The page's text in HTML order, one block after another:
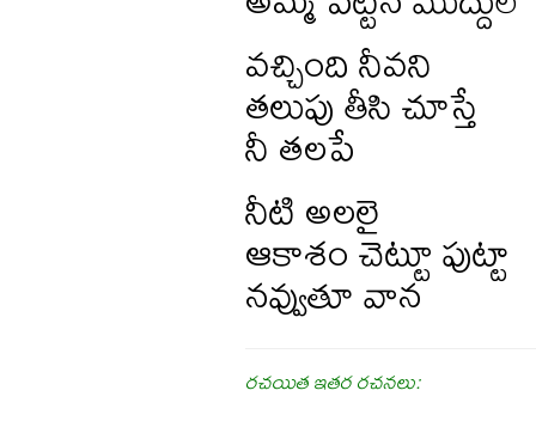
వచ్చింది నీవని
తలుపు తీసి చూస్తే
నీ తలపే
నీటి అలలై
ఆకాశం చెట్టూ పుట్టా
నవ్వుతూ వాన
రచయిత ఇతర రచనలు: